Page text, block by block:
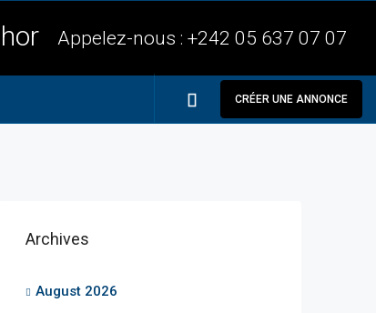
Appelez-nous : +242 05 637 07 07
CRÉER UNE ANNONCE
Archives
August 2026